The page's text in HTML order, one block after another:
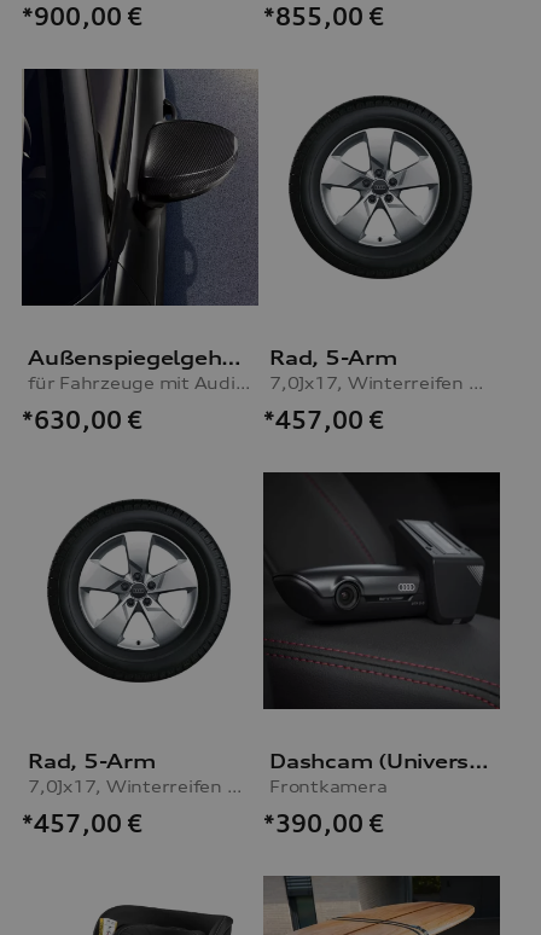
*900,00 € *855,00 €
Außenspiegelgehäuse Carbon
für Fahrzeuge mit Audi side assist
*630,00 €
Rad, 5-Arm
7,0Jx17, Winterreifen 225/50 R17 98H XL, rechts
*457,00 €
Rad, 5-Arm
7,0Jx17, Winterreifen 225/50 R17 98H XL, links
*457,00 €
Dashcam (Universal Traffic Recorder 2.0)
Frontkamera
*390,00 €